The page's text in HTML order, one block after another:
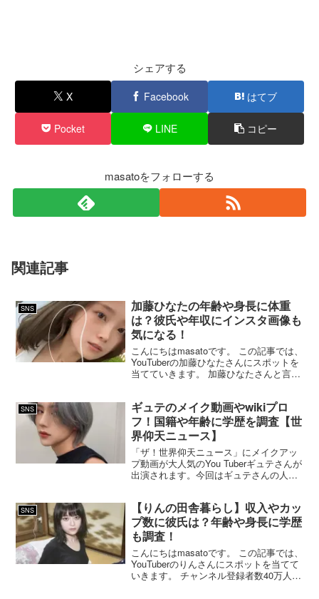
シェアする
X Facebook はてブ
Pocket LINE コピー
masatoをフォローする
関連記事
SNS
加藤ひなたの年齢や身長に体重
は？彼氏や年収にインスタ画像も
気になる！
こんにちはmasatoです。 この記事では、
YouTuberの加藤ひなたさんにスポットを
当てていきます。 加藤ひなたさんと言え
よね。 ダイエットをする前は加藤...
SNS
ギュテのメイク動画やwikiプロ
フ！国籍や年齢に学歴を調査【世
界仰天ニュース】
「ザ！世界仰天ニュース」にメイクアッ
プ動画が大人気のYou Tuberギュテさんが
出演されます。今回はギュテさんの人気
SNS
【りんの田舎暮らし】収入やカッ
プ数に彼氏は？年齢や身長に学歴
も調査！
こんにちはmasatoです。 この記事では、
YouTuberのりんさんにスポットを当てて
いきます。 チャンネル登録者数40万人以